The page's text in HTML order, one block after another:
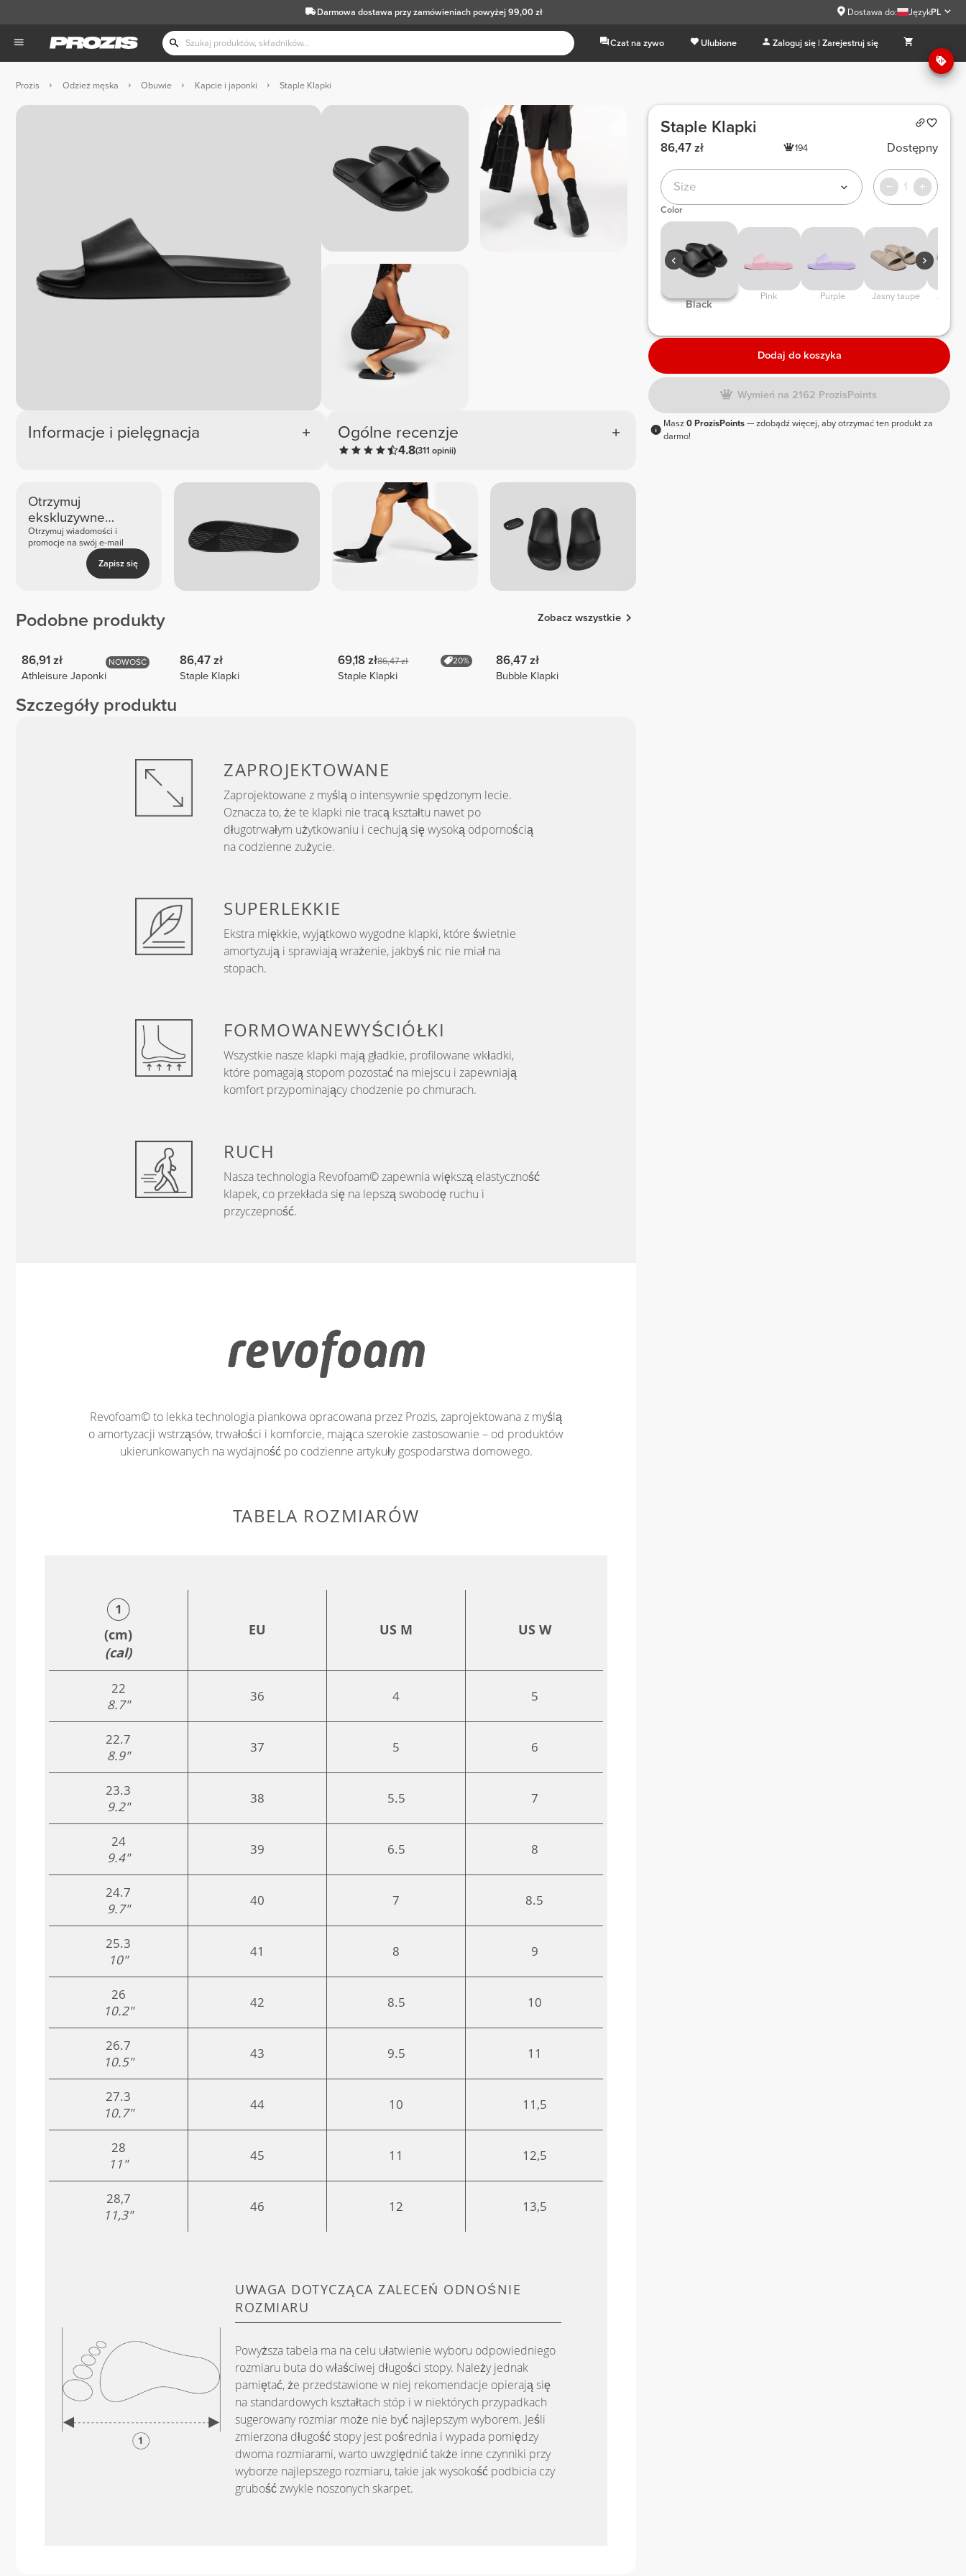
Darmowa dostawa przy zamówieniach powyżej 99,00 zł Dostawa do: JęzykPL
Czat na zywo Ulubione Zaloguj się | Zarejestruj się
Prozis Odzież męska Obuwie Kapcie i japonki Staple Klapki
Informacje i pielęgnacja Ogólne recenzje
4.8(311 opinii)
Otrzymuj
ekskluzywne
nowości i oferty
Otrzymuj wiadomości i
promocje na swój e-mail
Zapisz się
Podobne produkty Zobacz wszystkie
NOWOŚĆ
86,91 zł
Athleisure Japonki
86,47 zł
Staple Klapki
69,18 zł86,47 zł 20%
Staple Klapki
86,47 zł
Bubble Klapki
Szczegóły produktu
ZAPROJEKTOWANE
Zaprojektowane z myślą o intensywnie spędzonym lecie.
Oznacza to, że te klapki nie tracą kształtu nawet po
długotrwałym użytkowaniu i cechują się wysoką odpornością
na codzienne zużycie.
SUPERLEKKIE
Ekstra miękkie, wyjątkowo wygodne klapki, które świetnie
amortyzują i sprawiają wrażenie, jakbyś nic nie miał na
stopach.
FORMOWANEWYŚCIÓŁKI
Wszystkie nasze klapki mają gładkie, profilowane wkładki,
które pomagają stopom pozostać na miejscu i zapewniają
komfort przypominający chodzenie po chmurach.
RUCH
Nasza technologia Revofoam© zapewnia większą elastyczność
klapek, co przekłada się na lepszą swobodę ruchu i
przyczepność.
Revofoam© to lekka technologia piankowa opracowana przez Prozis, zaprojektowana z myślą
o amortyzacji wstrząsów, trwałości i komforcie, mająca szerokie zastosowanie – od produktów
ukierunkowanych na wydajność po codzienne artykuły gospodarstwa domowego.
TABELA ROZMIARÓW
(cm)
(cal)
EU US M US W
22
8.7"
36 4 5
22.7
8.9"
37 5 6
23.3
9.2"
38 5.5 7
24
9.4"
39 6.5 8
24.7
9.7"
40 7 8.5
25.3
10"
41 8 9
26
10.2"
42 8.5 10
26.7
10.5"
43 9.5 11
27.3
10.7"
44 10 11,5
28
11"
45 11 12,5
28,7
11,3"
46 12 13,5
UWAGA DOTYCZĄCA ZALECEŃ ODNOŚNIE
ROZMIARU
Powyższa tabela ma na celu ułatwienie wyboru odpowiedniego
rozmiaru buta do właściwej długości stopy. Należy jednak
pamiętać, że przedstawione w niej rekomendacje opierają się
na standardowych kształtach stóp i w niektórych przypadkach
sugerowany rozmiar może nie być najlepszym wyborem. Jeśli
zmierzona długość stopy jest pośrednia i wypada pomiędzy
dwoma rozmiarami, warto uwzględnić także inne czynniki przy
wyborze najlepszego rozmiaru, takie jak wysokość podbicia czy
grubość zwykle noszonych skarpet.
Staple Klapki
86,47 zł 194 Dostępny
Size 1
Color
Black
Pink Purple Jasny taupe
Dodaj do koszyka
Wymień na 2162 ProzisPoints
Masz0 ProzisPoints— zdobądź więcej, aby otrzymać ten produkt za
darmo!